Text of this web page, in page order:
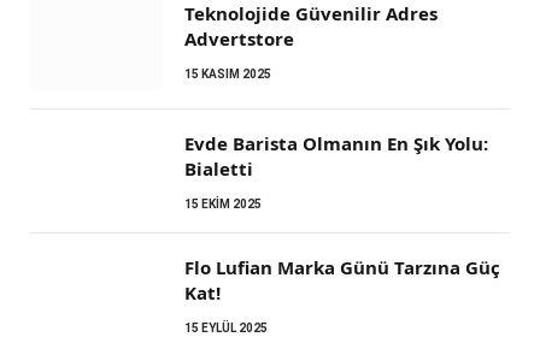
Teknolojide Güvenilir Adres
Advertstore
15 KASIM 2025
Evde Barista Olmanın En Şık Yolu:
Bialetti
15 EKIM 2025
Flo Lufian Marka Günü Tarzına Güç
Kat!
15 EYLÜL 2025